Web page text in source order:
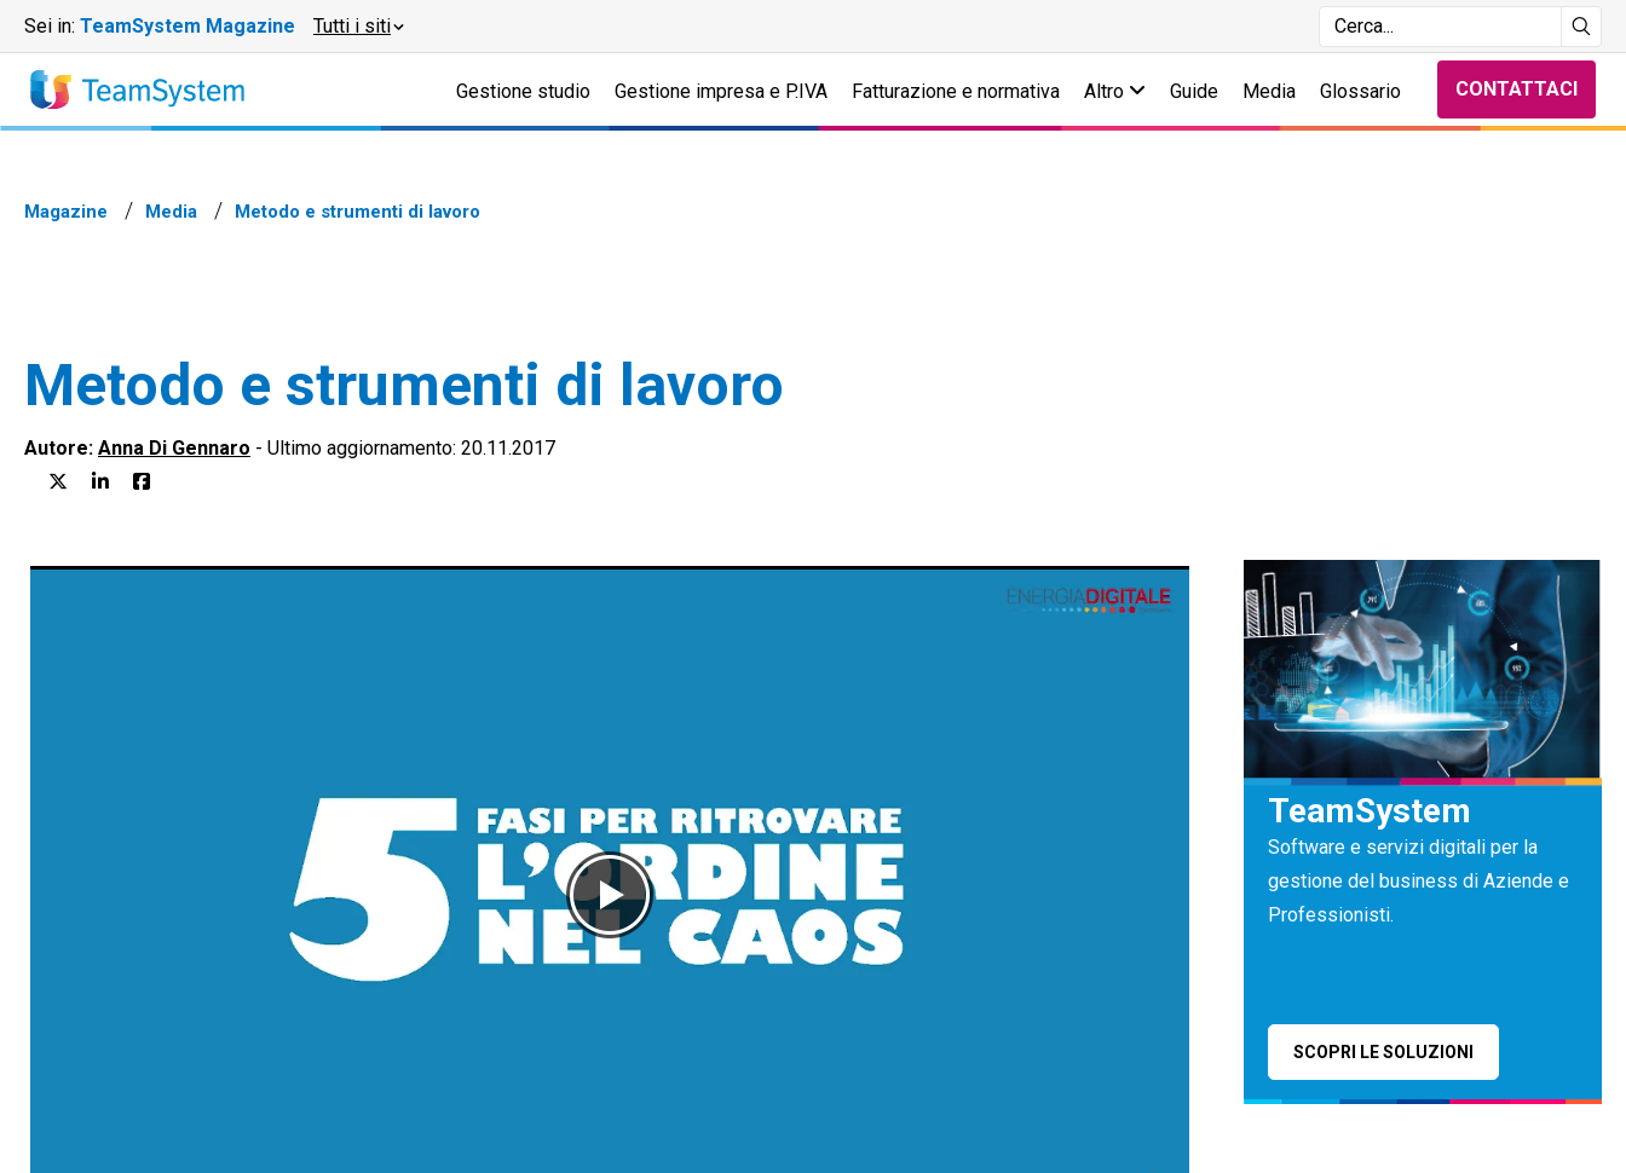
Sei in: TeamSystem Magazine Tutti i siti
Gestione studio Gestione impresa e P.IVA Fatturazione e normativa Altro Guide Media Glossario CONTATTACI
Magazine Media Metodo e strumenti di lavoro
Metodo e strumenti di lavoro
Autore: Anna Di Gennaro - Ultimo aggiornamento: 20.11.2017
TeamSystem
Software e servizi digitali per la
gestione del business di Aziende e
Professionisti.
SCOPRI LE SOLUZIONI